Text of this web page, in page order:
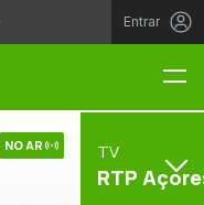
Entrar
NO AR TV
RTP